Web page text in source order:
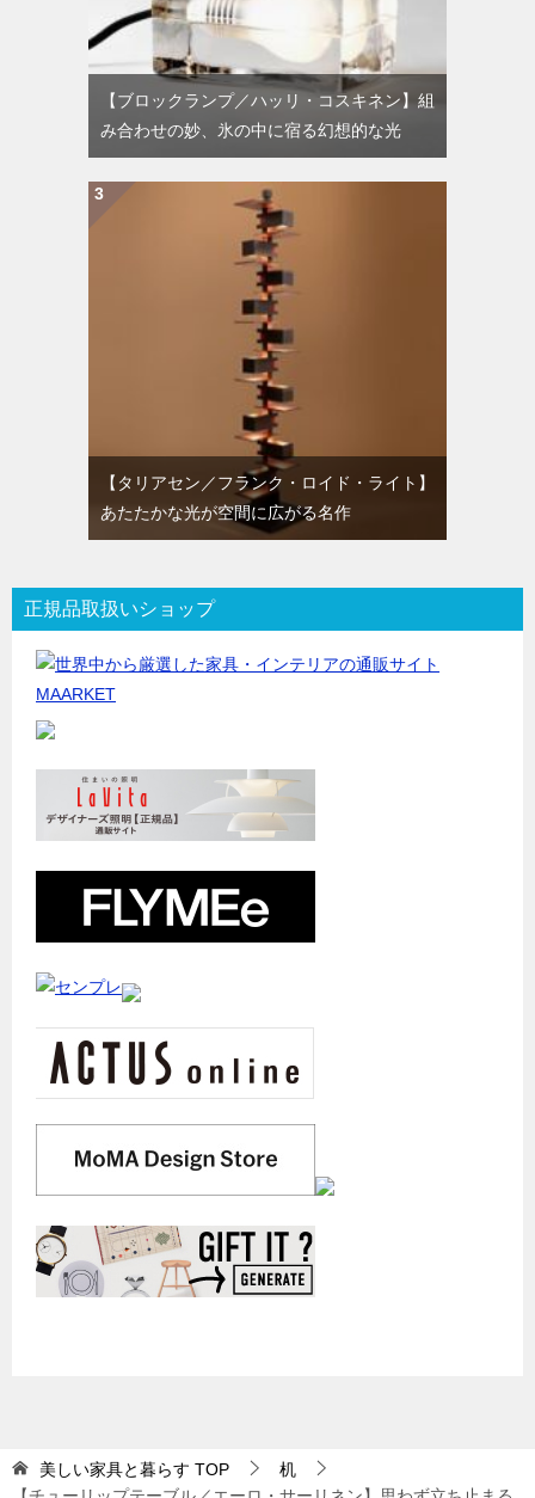
【ブロックランプ／ハッリ・コスキネン】組
み合わせの妙、氷の中に宿る幻想的な光
【タリアセン／フランク・ロイド・ライト】
あたたかな光が空間に広がる名作
正規品取扱いショップ
美しい家具と暮らす TOP
机